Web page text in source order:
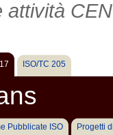
ISO/TC 205
Pubblicate ISO Progetti